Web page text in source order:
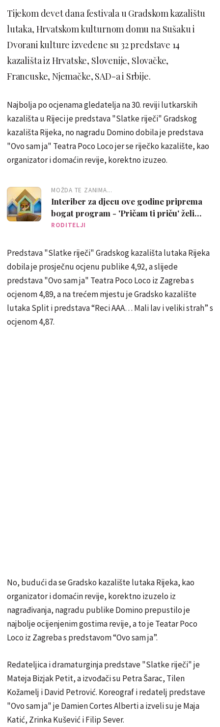
Tijekom devet dana festivala u Gradskom kazalištu
lutaka, Hrvatskom kulturnom domu na Sušaku i
Dvorani kulture izvedene su 32 predstave 14
kazališta iz Hrvatske, Slovenije, Slovačke,
Francuske, Njemačke, SAD-a i Srbije.
Najbolja po ocjenama gledatelja na 30. reviji lutkarskih
kazališta u Rijeci je predstava "Slatke riječi" Gradskog
kazališta Rijeka, no nagradu Domino dobila je predstava
"Ovo sam ja" Teatra Poco Loco jer se riječko kazalište, kao
organizator i domaćin revije, korektno izuzeo.
MOŽDA TE ZANIMA...
Interiber za djecu ove godine priprema
bogat program - 'Pričam ti priču' želi
potaknuti ljubav prema čitanju
RODITELJI
Predstava "Slatke riječi" Gradskog kazališta lutaka Rijeka
dobila je prosječnu ocjenu publike 4,92, a slijede
predstava "Ovo sam ja" Teatra Poco Loco iz Zagreba s
ocjenom 4,89, a na trećem mjestu je Gradsko kazalište
lutaka Split i predstava “Reci AAA… Mali lav i veliki strah” s
ocjenom 4,87.
No, budući da se Gradsko kazalište lutaka Rijeka, kao
organizator i domaćin revije, korektno izuzelo iz
nagrađivanja, nagradu publike Domino prepustilo je
najbolje ocijenjenim gostima revije, a to je Teatar Poco
Loco iz Zagreba s predstavom “Ovo sam ja”.
Redateljica i dramaturginja predstave "Slatke riječi" je
Mateja Bizjak Petit, a izvođači su Petra Šarac, Tilen
Kožamelj i David Petrović. Koreograf i redatelj predstave
"Ovo sam ja" je Damien Cortes Alberti a izveli su je Maja
Katić, Zrinka Kušević i Filip Sever.